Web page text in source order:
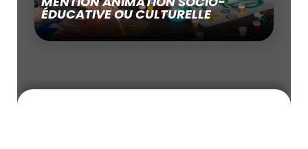
ÉDUCATIVE OU CULTURELLE